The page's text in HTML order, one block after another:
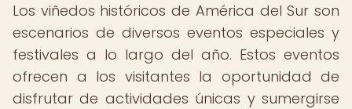
Los viñedos históricos de América del Sur son
escenarios de diversos eventos especiales y
festivales a lo largo del año. Estos eventos
ofrecen a los visitantes la oportunidad de
disfrutar de actividades únicas y sumergirse